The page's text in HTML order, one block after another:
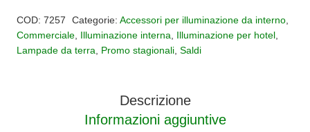
€396,00.€198,00.
COD: 7257 Categorie: Accessori per illuminazione da interno,
Commerciale Illuminazione interna Illuminazione per hotel
Lampade da terra
Promo stagionali Saldi
Descrizione
Informazioni aggiuntive